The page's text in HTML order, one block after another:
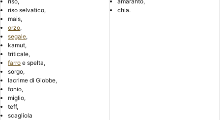
riso selvatico,
mais,
orzo,
segale,
kamut,
triticale,
farro e spelta,
sorgo,
lacrime di Giobbe,
fonio,
miglio,
teff,
scagliola
chia.